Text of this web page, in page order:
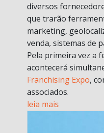
diversos
que trarão
marketing,
venda, sistemas de
Pela primeira vez a
acontecerá
Franchising Expo,
associados.
leia mais